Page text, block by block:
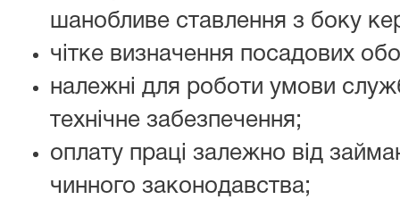
шанобливе ставлення з боку
чітке визначення посадових
належні для роботи умови
технічне забезпечення;
оплату праці залежно від
чинного законодавства;